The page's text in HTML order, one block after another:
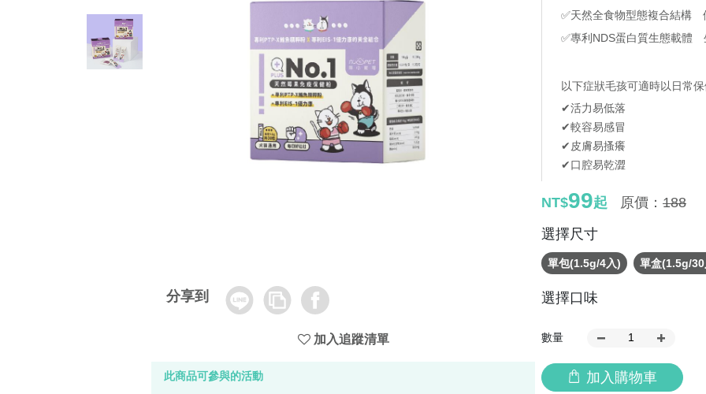
分享到 Line
Copy
Link
Facebook
加入追蹤清單
此商品可參與的活動
✅天然全食物型態複合結構
✅專利NDS蛋白質生態載體
以下症狀毛孩可適時以日常
✔活力易低落
✔較容易感冒
✔皮膚易搔癢
✔口腔易乾澀
NT$99起 原價： 188
選擇尺寸
單包(1.5g/4入) 單盒(1.5g/30
選擇口味
數量
加入購物車